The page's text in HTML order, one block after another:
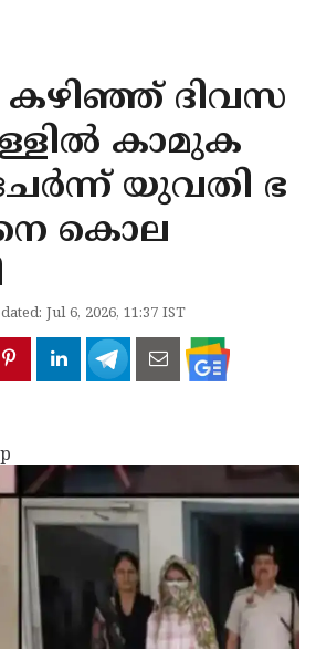
കഴിഞ്ഞ് ദിവസ
കാമുക
യുവതി ഭ
കൊല
Jul 6, 2026, 11:37 IST